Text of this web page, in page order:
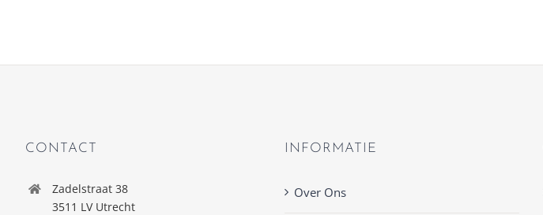
CONTACT
Zadelstraat 38
3511 LV Utrecht
INFORMATIE
Over Ons